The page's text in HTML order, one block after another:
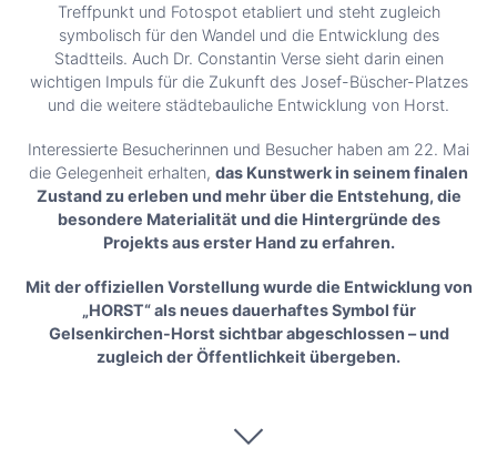
Treffpunkt und Fotospot etabliert und steht zugleich
symbolisch für den Wandel und die Entwicklung des
Stadtteils. Auch Dr. Constantin Verse sieht darin einen
wichtigen Impuls für die Zukunft des Josef-Büscher-Platzes
und die weitere städtebauliche Entwicklung von Horst.
Interessierte Besucherinnen und Besucher haben am 22. Mai
die Gelegenheit erhalten, das Kunstwerk in seinem finalen
Zustand zu erleben und mehr über die Entstehung, die
besondere Materialität und die Hintergründe des
Projekts aus erster Hand zu erfahren.
Mit der offiziellen Vorstellung wurde die Entwicklung von
„HORST“ als neues dauerhaftes Symbol für
Gelsenkirchen-Horst sichtbar abgeschlossen – und
zugleich der Öffentlichkeit übergeben.